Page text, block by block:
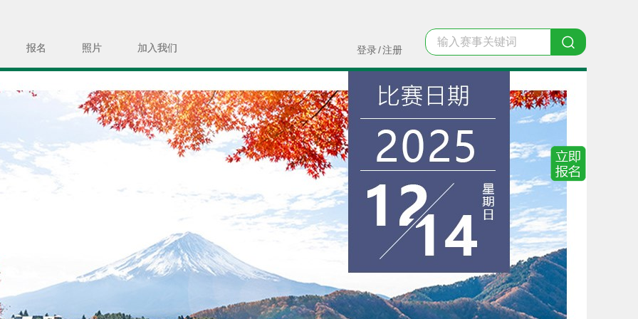
报名 照片 加入我们 登录/注册